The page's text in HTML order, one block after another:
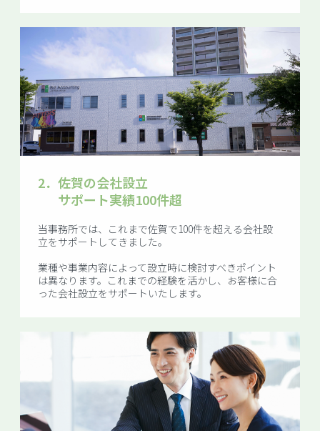
2． 佐賀の会社設立
サポート実績100件超
当事務所では、これまで佐賀で100件を超える会社設
立をサポートしてきました。
業種や事業内容によって設立時に検討すべきポイント
は異なります。これまでの経験を活かし、お客様に合
った会社設立をサポートいたします。